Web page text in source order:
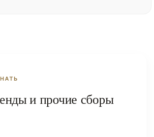
и прочие сборы